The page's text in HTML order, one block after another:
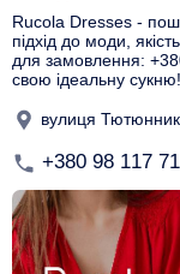
Rucola Dresses -
підхід до моди,
для замовлення:
свою ідеальну
вулиця
+380 98 117